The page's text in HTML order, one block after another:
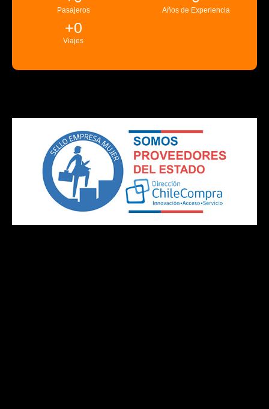
Pasajeros Años de Experiencia
Viajes
+0